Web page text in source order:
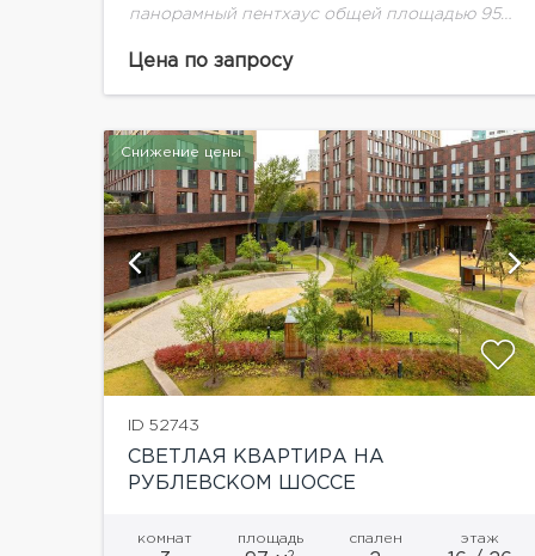
панорамный пентхаус общей площадью 950
"Гранатный Палас" занимающий полностью
Цена по запросу
Снижение цены
ID 52743
СВЕТЛАЯ КВАРТИРА НА
РУБЛЕВСКОМ ШОССЕ
комнат площадь спален этаж
показать ещё 6 фотографий